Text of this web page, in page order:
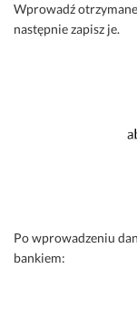
Wprowadź
następnie zapisz je.
Po wprowadzeniu
bankiem: